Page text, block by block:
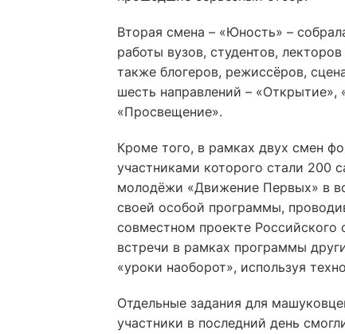
Вторая смена – «Юность» –
работы вузов, студентов,
также блогеров, режиссёров,
шесть направлений – «Открытие»,
«Просвещение».
Кроме того, в рамках двух смен
участниками которого стали 200
молодёжи «Движение Первых» в
своей особой программы,
совместном проекте
встречи в рамках программы
«уроки наоборот», используя
Отдельные задания для
участники в последний день